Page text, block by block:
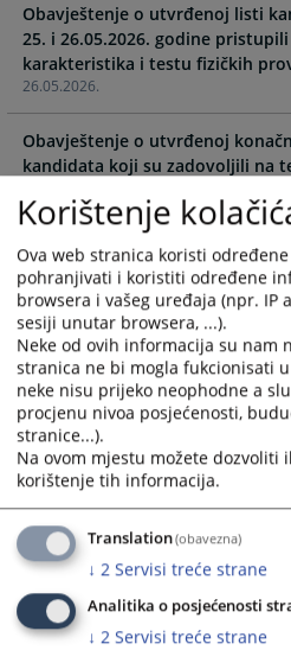
forward
to
interact
with
the
calendar
and
select
a
date.
Press
the
question
mark
key
to
get
the
keyboard
shortcuts
for
changing
dates.
forward
to
interact
the
calendar
and
select
a
date.
Press
the
question
mark
key
to
the
keyboard
for
changing
26.05.2026.
Obavještenje o utvrđenoj listi
25. i 26.05.2026. godine
karakteristika i testu fizičkih
08.05.2026.
Obavještenje o utvrđenoj
kandidata koji su zadovoljili na
28.04.2026.
Obavještenje o utvrđenoj
pristupili testu općeg znanja sa
mjestu provjere morfoloških
sposobnosti
02.04.2026.
Obavještenje o utvrđenim
18.03.2026.
Obavještenje o utvrđenim
26.02.2026.
Javni oglas za popunu radnog
Sudskoj policiji u Federaciji BiH
Korištenje
Ova web stranica koristi
pohranjivati i koristiti određene
browsera i vašeg uređaja (npr. IP
sesiji unutar browsera, ...).
Neke od ovih informacija su nam
stranica ne bi mogla fukcionisati
neke nisu prijeko neophodne a
procjenu nivoa posjećenosti,
stranice...).
Na ovom mjestu možete dozvoliti
korištenje tih informacija.
Translation(obavezna)
↓ 2 Servisi treće strane
Analitika o posjećenosti
↓ 2 Servisi treće strane